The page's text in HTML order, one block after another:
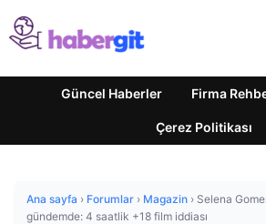
Güncel Haberler Firma
Çerez Politikası
Ana sayfa › Forumlar › Magazin › Selena
gündemde: 4 saatlik +18 film iddiası